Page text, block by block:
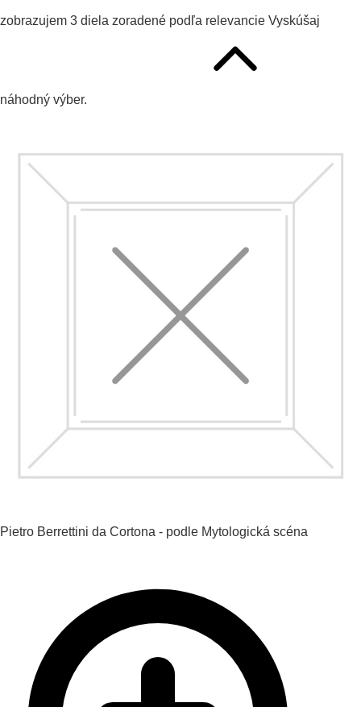
zobrazujem 3 diela zoradené podľa relevancie Vyskúšaj
náhodný výber.
Pietro Berrettini da Cortona - podle Mytologická scéna